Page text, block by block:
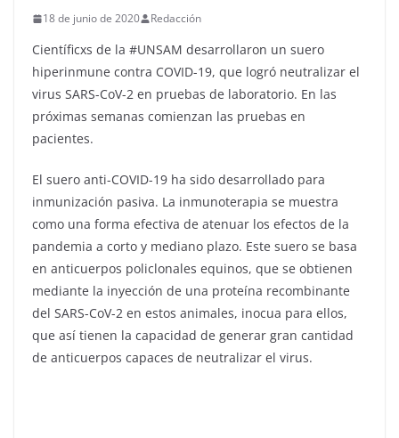
18 de junio de 2020 Redacción
Científicxs de la #UNSAM desarrollaron un suero
hiperinmune contra COVID-19, que logró neutralizar el
virus SARS-CoV-2 en pruebas de laboratorio. En las
próximas semanas comienzan las pruebas en
pacientes.
El suero anti-COVID-19 ha sido desarrollado para
inmunización pasiva. La inmunoterapia se muestra
como una forma efectiva de atenuar los efectos de la
pandemia a corto y mediano plazo. Este suero se basa
en anticuerpos policlonales equinos, que se obtienen
mediante la inyección de una proteína recombinante
del SARS-CoV-2 en estos animales, inocua para ellos,
que así tienen la capacidad de generar gran cantidad
de anticuerpos capaces de neutralizar el virus.